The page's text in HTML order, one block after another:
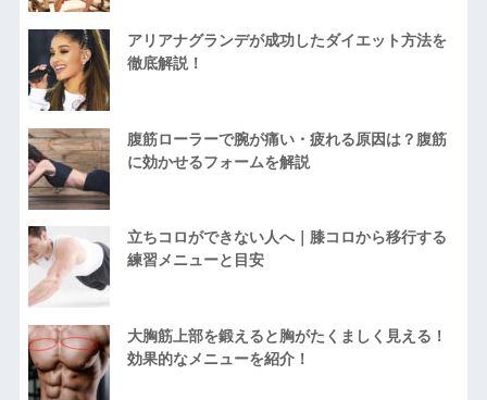
アリアナグランデが成功したダイエット方法を
徹底解説！
腹筋ローラーで腕が痛い・疲れる原因は？腹筋
に効かせるフォームを解説
立ちコロができない人へ｜膝コロから移行する
練習メニューと目安
大胸筋上部を鍛えると胸がたくましく見える！
効果的なメニューを紹介！